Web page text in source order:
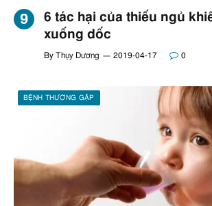
6 tác hại của thiếu ngủ
xuống dốc
By Thụy Dương 2019-04-17 0
BỆNH THƯỜNG GẶP